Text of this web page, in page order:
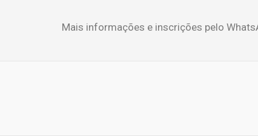
Mais informações e inscrições pelo